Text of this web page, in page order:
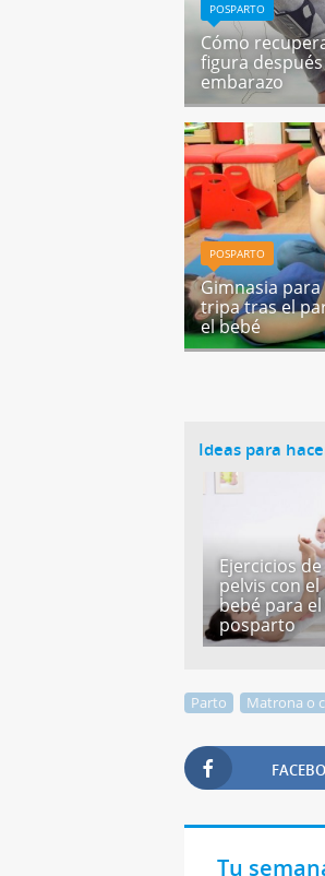
POSPARTO
Cómo
figura
embarazo
POSPARTO
Gimnasia
tripa tras el
el bebé
Ideas para
Ejercicios de
pelvis con el
bebé para el
posparto
Parto Matrona o
Tu